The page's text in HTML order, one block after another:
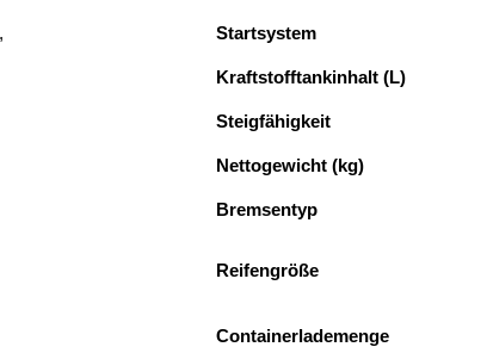
Startsystem
Kraftstofftankinhalt (L)
Steigfähigkeit
Nettogewicht (kg)
Bremsentyp
Reifengröße
Containerlademenge